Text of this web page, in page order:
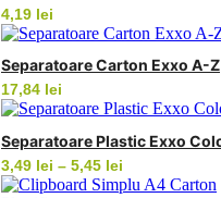
4,19 lei
Separatoare Carton Exxo A-Z
17,84 lei
Separatoare Plastic Exxo
3,49 lei – 5,45 lei
de